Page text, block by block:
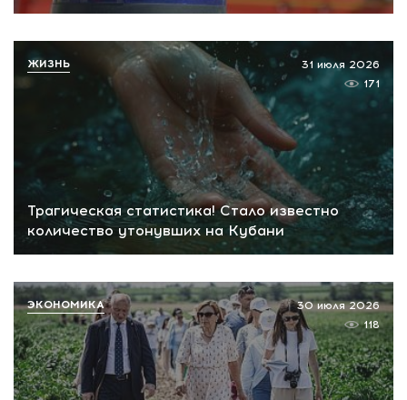
Трагическая статистика! Стало известно
количество утонувших на Кубани
31 июля 2026
171
ЖИЗНЬ
30 июля 2026
118
ЭКОНОМИКА